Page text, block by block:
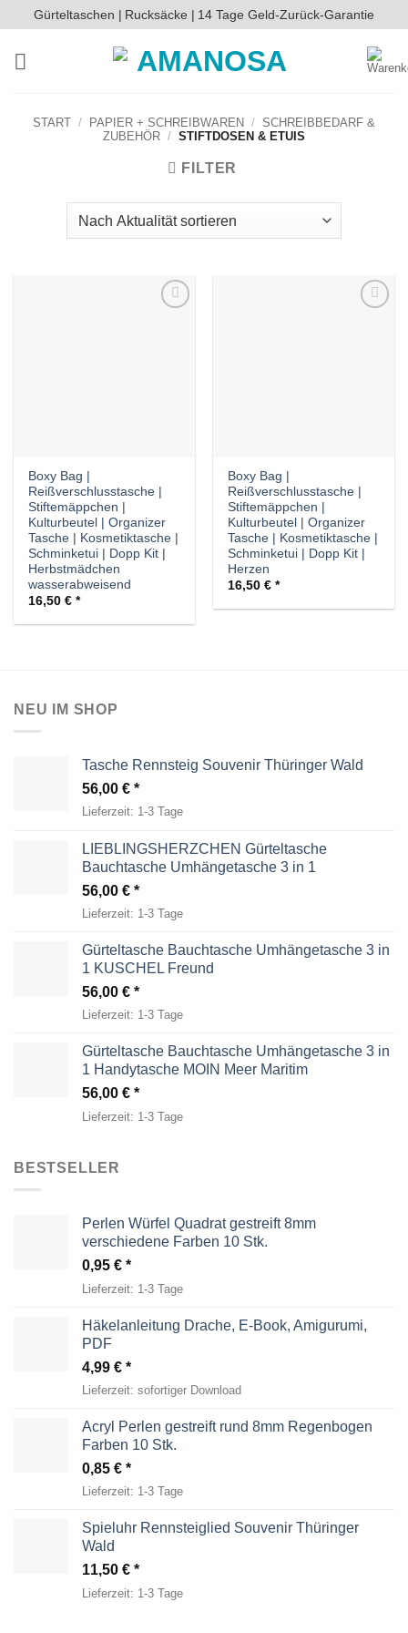
Inhalt
springen
Gürteltaschen | Rucksäcke | 14 Tage Geld-Zurück-Garantie
START / PAPIER + SCHREIBWAREN / SCHREIBBEDARF &
ZUBEHÖR / STIFTDOSEN & ETUIS
FILTER
Boxy Bag |
Reißverschlusstasche |
Stiftemäppchen |
Kulturbeutel | Organizer
Tasche | Kosmetiktasche |
Schminketui | Dopp Kit |
Herbstmädchen
wasserabweisend
16,50€
Boxy Bag |
Reißverschlusstasche |
Stiftemäppchen |
Kulturbeutel | Organizer
Tasche | Kosmetiktasche |
Schminketui | Dopp Kit |
Herzen
16,50€
NEU IM SHOP
Tasche Rennsteig Souvenir Thüringer Wald
56,00 €
Lieferzeit: 1-3 Tage
LIEBLINGSHERZCHEN Gürteltasche
Bauchtasche Umhängetasche 3 in 1
56,00 €
Lieferzeit: 1-3 Tage
Gürteltasche Bauchtasche Umhängetasche 3 in
1 KUSCHEL Freund
56,00 €
Lieferzeit: 1-3 Tage
Gürteltasche Bauchtasche Umhängetasche 3 in
1 Handytasche MOIN Meer Maritim
56,00 €
Lieferzeit: 1-3 Tage
BESTSELLER
Perlen Würfel Quadrat gestreift 8mm
verschiedene Farben 10 Stk.
0,95 €
Lieferzeit: 1-3 Tage
Häkelanleitung Drache, E-Book, Amigurumi,
PDF
4,99 €
Lieferzeit: sofortiger Download
Acryl Perlen gestreift rund 8mm Regenbogen
Farben 10 Stk.
0,85 €
Lieferzeit: 1-3 Tage
Spieluhr Rennsteiglied Souvenir Thüringer
Wald
11,50 €
Lieferzeit: 1-3 Tage